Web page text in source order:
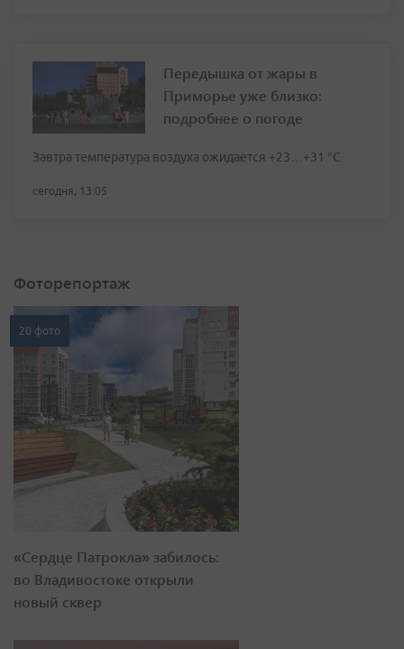
Передышка от жары в
Приморье уже близко:
подробнее о погоде
Завтра температура воздуха ожидается +23…+31 °C
сегодня, 13:05
Фоторепортаж
20 фото
«Сердце Патрокла» забилось:
во Владивостоке открыли
новый сквер